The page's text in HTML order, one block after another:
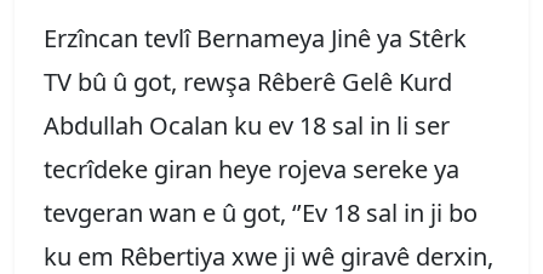
Erzîncan tevlî Bernameya Jinê ya Stêrk
TV bû û got, rewşa Rêberê Gelê Kurd
Abdullah Ocalan ku ev 18 sal in li ser
tecrîdeke giran heye rojeva sereke ya
tevgeran wan e û got, ‘’Ev 18 sal in ji bo
ku em Rêbertiya xwe ji wê giravê derxin,